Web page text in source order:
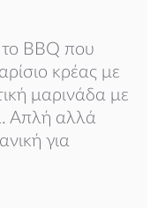
BBQ που
κρέας με
μαρινάδα με
Απλή αλλά
για